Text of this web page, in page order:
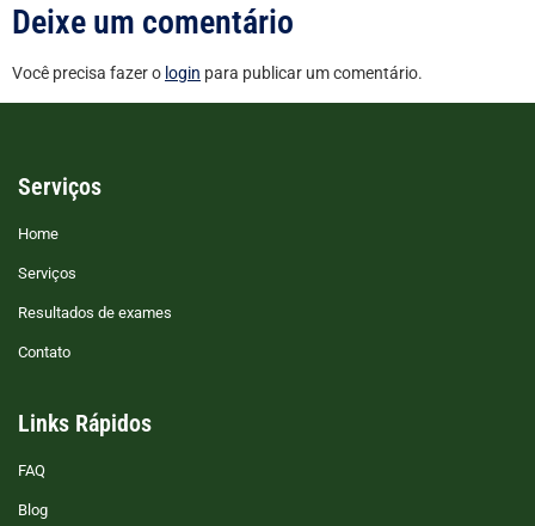
Deixe um comentário
Você precisa fazer o login para publicar um comentário.
Serviços
Home
Serviços
Resultados de exames
Contato
Links Rápidos
FAQ
Blog